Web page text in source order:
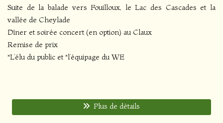
Suite de la balade vers Fouilloux, le Lac des Cascades et la
vallée de Cheylade
Dîner et soirée concert (en option) au Claux
Remise de prix
*L’élu du public et *l’équipage du WE
Plus de détails